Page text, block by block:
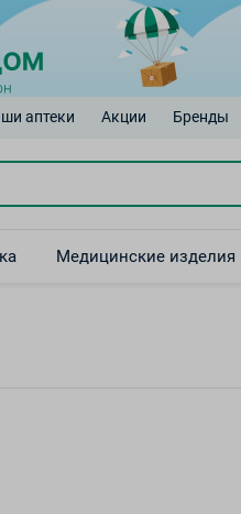
аптеки Акции Бренды
Медицинские изделия